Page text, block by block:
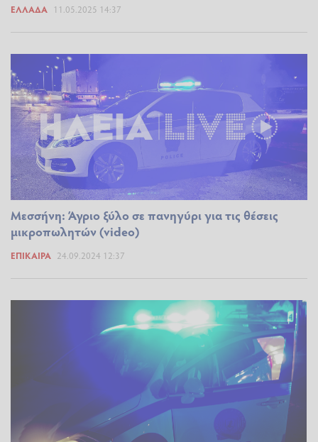
ΕΛΛΆΔΑ 11.05.2025 14:37
Μεσσήνη: Άγριο ξύλο σε πανηγύρι για τις θέσεις
μικροπωλητών (video)
ΕΠΊΚΑΙΡΑ 24.09.2024 12:37